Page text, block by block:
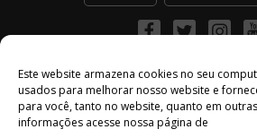
Este website armazena cookies no seu
usados ​​para melhorar nosso website e
para você, tanto no website, quanto em
informações acesse nossa página de
Facebook
Twitter
Desenvolvido por Del Vieira